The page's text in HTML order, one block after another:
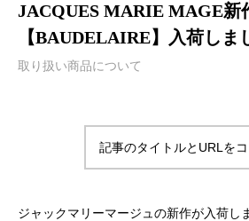
JACQUES MARIE MAGE新
【BAUDELAIRE】入荷しま
取り扱い商品について
記事のタイトルとURLを
ジャックマリーマージュの新作が入荷し